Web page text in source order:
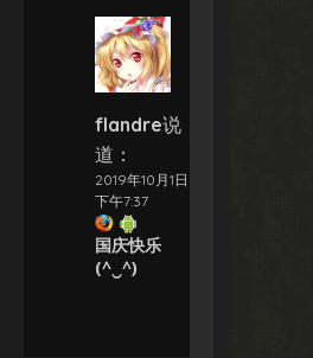
flandre说
道：
2019年10月1日
下午7:37
国庆快乐
(^‿^)